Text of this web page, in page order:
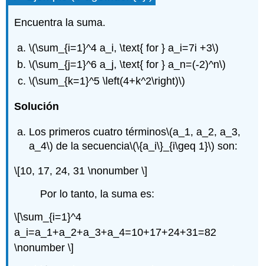
Encuentra la suma.
\(\sum_{i=1}^4 a_i, \text{ for } a_i=7i +3\)
\(\sum_{j=1}^6 a_j, \text{ for } a_n=(-2)^n\)
\(\sum_{k=1}^5 \left(4+k^2\right)\)
Solución
Los primeros cuatro términos\(a_1, a_2, a_3,
a_4\) de la secuencia\(\{a_i\}_{i\geq 1}\) son:
\[10, 17, 24, 31 \nonumber \]
Por lo tanto, la suma es:
\[\sum_{i=1}^4
a_i=a_1+a_2+a_3+a_4=10+17+24+31=82
\nonumber \]